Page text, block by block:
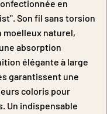
en
Son fil sans torsion
moelleux naturel,
absorption
élégante à large
garantissent une
coloris pour
Un indispensable